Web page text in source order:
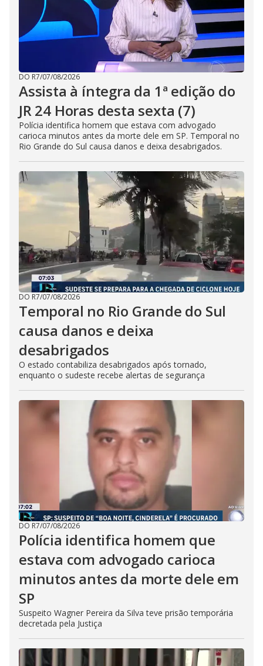
DO R7/07/08/2026
Assista à íntegra da 1ª edição do
JR 24 Horas desta sexta (7)
Polícia identifica homem que estava com advogado
carioca minutos antes da morte dele em SP. Temporal no
Rio Grande do Sul causa danos e deixa desabrigados.
DO R7/07/08/2026
Temporal no Rio Grande do Sul
causa danos e deixa
desabrigados
O estado contabiliza desabrigados após tornado,
enquanto o sudeste recebe alertas de segurança
DO R7/07/08/2026
Polícia identifica homem que
estava com advogado carioca
minutos antes da morte dele em
SP
Suspeito Wagner Pereira da Silva teve prisão temporária
decretada pela Justiça